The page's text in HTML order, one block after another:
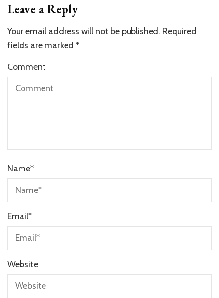
Leave a Reply
Your email address will not be published. Required
fields are marked *
Comment
Name*
Email*
Website